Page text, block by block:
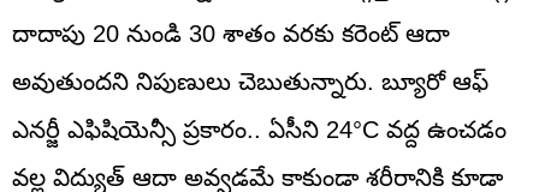
దాదాపు 20 నుండి 30 శాతం వరకు కరెంట్ ఆదా
అవుతుందని నిపుణులు చెబుతున్నారు. బ్యూరో ఆఫ్
ఎనర్జీ ఎఫిషియెన్సీ ప్రకారం.. ఏసీని 24°C వద్ద ఉంచడం
వల్ల విద్యుత్ ఆదా అవ్వడమే కాకుండా శరీరానికి కూడా